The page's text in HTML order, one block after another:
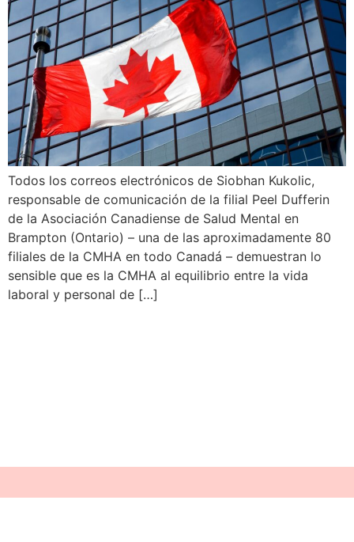
Todos los correos electrónicos de Siobhan Kukolic,
responsable de comunicación de la filial Peel Dufferin
de la Asociación Canadiense de Salud Mental en
Brampton (Ontario) – una de las aproximadamente 80
filiales de la CMHA en todo Canadá – demuestran lo
sensible que es la CMHA al equilibrio entre la vida
laboral y personal de […]